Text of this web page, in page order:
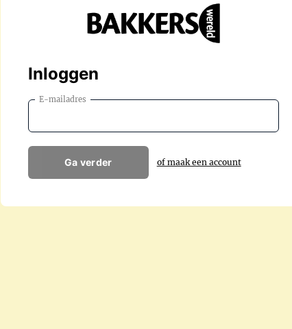
Inloggen
E-mailadres
Ga verder of maak een account